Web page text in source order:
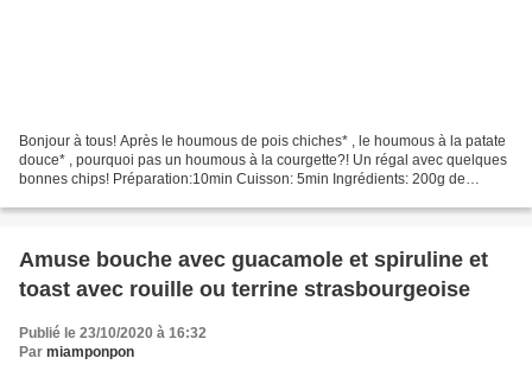
Bonjour à tous! Après le houmous de pois chiches* , le houmous à la patate
douce* , pourquoi pas un houmous à la courgette?! Un régal avec quelques
bonnes chips! Préparation:10min Cuisson: 5min Ingrédients: 200g de
Amuse bouche avec guacamole et spiruline et
toast avec rouille ou terrine strasbourgeoise
Publié le 23/10/2020 à 16:32
Par miamponpon